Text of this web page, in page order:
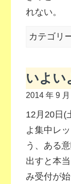
れない。
カテゴリ
いよい
2014 年 9
12月20日(
よ集中レ
う、ある
出すと本
み受付が